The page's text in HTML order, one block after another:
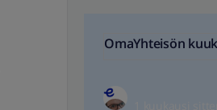
OmaYhteisön